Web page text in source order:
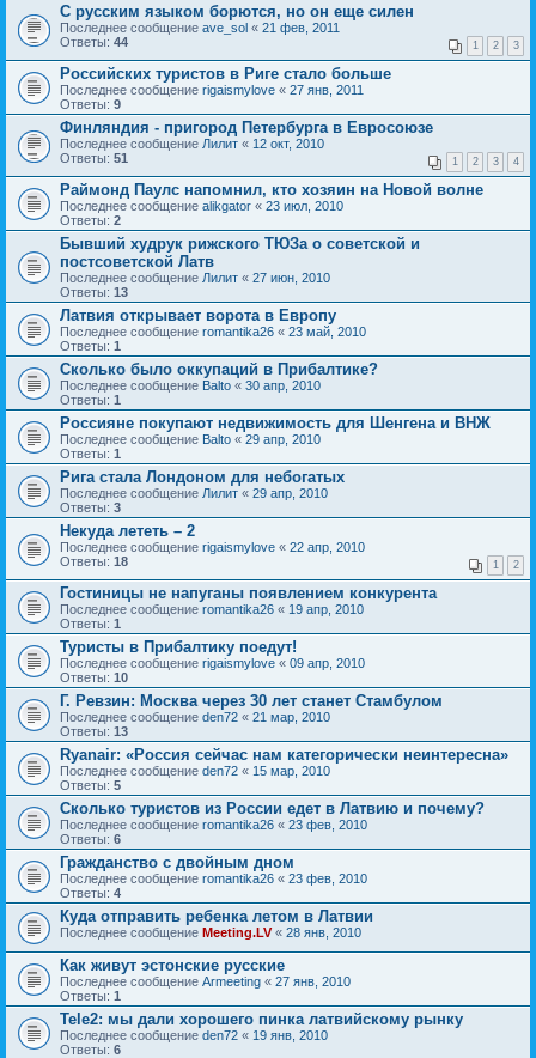
С русским языком борются, но он еще силен
Последнее сообщение ave_sol « 21 фев, 2011
Ответы: 44 1 2 3
Российских туристов в Риге стало больше
Последнее сообщение rigaismylove « 27 янв, 2011
Ответы: 9
Финляндия - пригород Петербурга в Евросоюзе
Последнее сообщение Лилит « 12 окт, 2010
Ответы: 51 1 2 3 4
Раймонд Паулс напомнил, кто хозяин на Новой волне
Последнее сообщение alikgator « 23 июл, 2010
Ответы: 2
Бывший худрук рижского ТЮЗа о советской и
постсоветской Латв
Последнее сообщение Лилит « 27 июн, 2010
Ответы: 13
Латвия открывает ворота в Европу
Последнее сообщение romantika26 « 23 май, 2010
Ответы: 1
Сколько было оккупаций в Прибалтике?
Последнее сообщение Balto « 30 апр, 2010
Ответы: 1
Россияне покупают недвижимость для Шенгена и ВНЖ
Последнее сообщение Balto « 29 апр, 2010
Ответы: 1
Рига стала Лондоном для небогатых
Последнее сообщение Лилит « 29 апр, 2010
Ответы: 3
Некуда лететь – 2
Последнее сообщение rigaismylove « 22 апр, 2010
Ответы: 18 1 2
Гостиницы не напуганы появлением конкурента
Последнее сообщение romantika26 « 19 апр, 2010
Ответы: 1
Туристы в Прибалтику поедут!
Последнее сообщение rigaismylove « 09 апр, 2010
Ответы: 10
Г. Ревзин: Москва через 30 лет станет Стамбулом
Последнее сообщение den72 « 21 мар, 2010
Ответы: 13
Ryanair: «Россия сейчас нам категорически неинтересна»
Последнее сообщение den72 « 15 мар, 2010
Ответы: 5
Сколько туристов из России едет в Латвию и почему?
Последнее сообщение romantika26 « 23 фев, 2010
Ответы: 6
Гражданство с двойным дном
Последнее сообщение romantika26 « 23 фев, 2010
Ответы: 4
Куда отправить ребенка летом в Латвии
Последнее сообщение Meeting.LV« 28 янв, 2010
Как живут эстонские русские
Последнее сообщение Armeeting « 27 янв, 2010
Ответы: 1
Tele2: мы дали хорошего пинка латвийскому рынку
Последнее сообщение den72 « 19 янв, 2010
Ответы: 6